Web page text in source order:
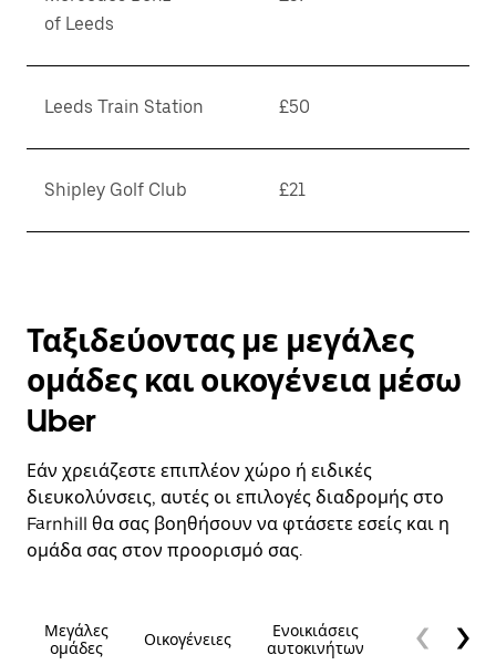
of Leeds
Leeds Train Station £50
Shipley Golf Club £21
Ταξιδεύοντας με μεγάλες
ομάδες και οικογένεια μέσω
Uber
Εάν χρειάζεστε επιπλέον χώρο ή ειδικές
διευκολύνσεις, αυτές οι επιλογές διαδρομής στο
Farnhill θα σας βοηθήσουν να φτάσετε εσείς και η
ομάδα σας στον προορισμό σας.
Μεγάλες
ομάδες
Οικογένειες
Ενοικιάσεις
αυτοκινήτων